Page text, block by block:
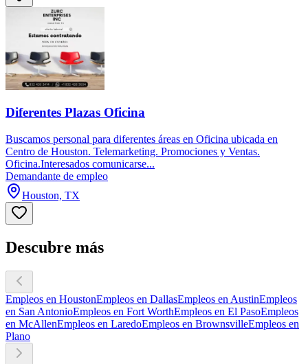
Diferentes Plazas Oficina
Buscamos personal para diferentes áreas en Oficina ubicada en
Centro de Houston. Telemarketing. Promociones y Ventas.
Oficina.Interesados comunicarse...
Demandante de empleo
Houston, TX
Descubre más
Empleos en HoustonEmpleos en DallasEmpleos en AustinEmpleos
en San AntonioEmpleos en Fort WorthEmpleos en El PasoEmpleos
en McAllenEmpleos en LaredoEmpleos en BrownsvilleEmpleos en
Plano